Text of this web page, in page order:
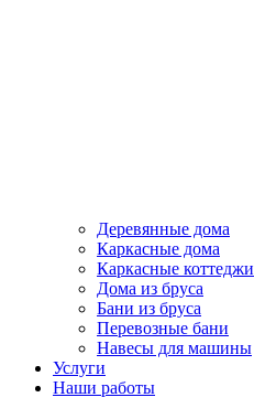
Деревянные дома
Каркасные дома
Каркасные коттеджи
Дома из бруса
Бани из бруса
Перевозные бани
Навесы для машины
Услуги
Наши работы